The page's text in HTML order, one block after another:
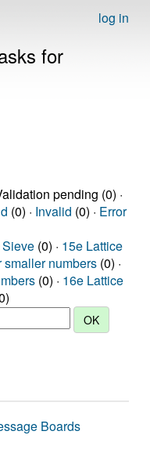
log in
for
pending (0) ·
(0) · Invalid (0) · Error
(0) · 15e Lattice
smaller numbers (0) ·
(0) · 16e Lattice
Boards